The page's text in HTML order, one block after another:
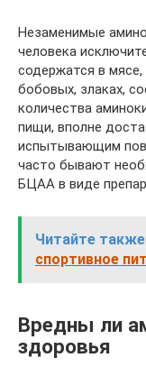
Незаменимые
человека
содержатся в
бобовых, злаках,
количества
пищи, вполне
испытывающим
часто бывают
БЦАА в виде
Читайте
спортивное
Вредны ли
здоровья